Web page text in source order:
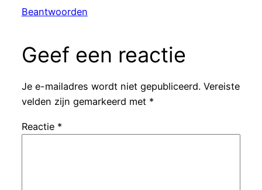
Beantwoorden
Geef een reactie
Je e-mailadres wordt niet gepubliceerd. Vereiste
velden zijn gemarkeerd met *
Reactie *